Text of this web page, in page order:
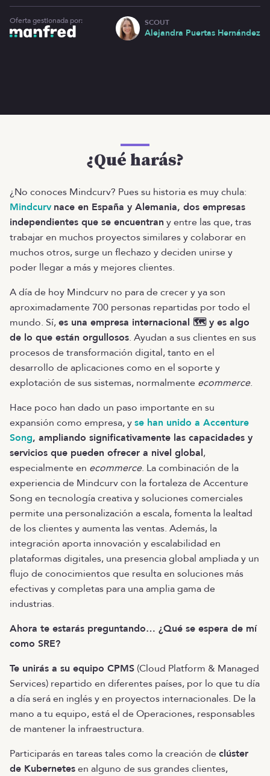
Oferta gestionada por: SCOUT
Alejandra Puertas Hernández
¿Qué harás?
¿No conoces Mindcurv? Pues su historia es muy chula:
Mindcurv nace en España y Alemania, dos empresas
independientes que se encuentran y entre las que, tras
trabajar en muchos proyectos similares y colaborar en
muchos otros, surge un flechazo y deciden unirse y
poder llegar a más y mejores clientes.
A día de hoy Mindcurv no para de crecer y ya son
aproximadamente 700 personas repartidas por todo el
mundo. Sí,es una empresa internacional 🗺️ y es algo
de lo que están orgullosos. Ayudan a sus clientes en sus
procesos de transformación digital, tanto en el
desarrollo de aplicaciones como en el soporte y
explotación de sus sistemas, normalmente ecommerce.
Hace poco han dado un paso importante en su
expansión como empresa, yse han unido a Accenture
Song, ampliando significativamente las capacidades y
servicios que pueden ofrecer a nivel global,
especialmente en ecommerce. La combinación de la
experiencia de Mindcurv con la fortaleza de Accenture
Song en tecnología creativa y soluciones comerciales
permite una personalización a escala, fomenta la lealtad
de los clientes y aumenta las ventas. Además, la
integración aporta innovación y escalabilidad en
plataformas digitales, una presencia global ampliada y un
flujo de conocimientos que resulta en soluciones más
efectivas y completas para una amplia gama de
industrias.
Ahora te estarás preguntando… ¿Qué se espera de mí
como SRE?
Te unirás a su equipo CPMS (Cloud Platform & Managed
Services) repartido en diferentes países, por lo que tu día
a día será en inglés y en proyectos internacionales. De la
mano a tu equipo, está el de Operaciones, responsables
de mantener la infraestructura.
Participarás en tareas tales como la creación declúster
de Kubernetesen alguno de sus grandes clientes,